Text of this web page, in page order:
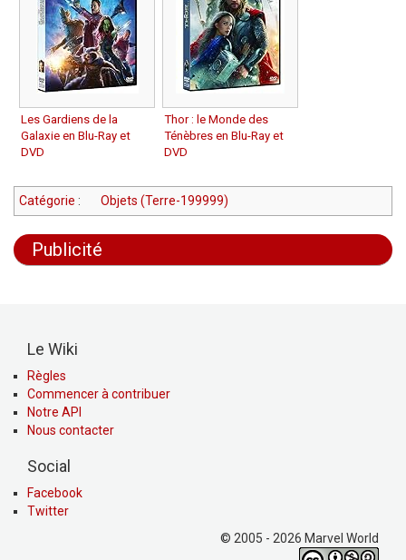
Les Gardiens de la
Galaxie en Blu-Ray et
DVD
Thor : le Monde des
Ténèbres en Blu-Ray et
DVD
Catégorie : Objets (Terre-199999)
Publicité
Le Wiki
Règles
Commencer à contribuer
Notre API
Nous contacter
Social
Facebook
Twitter
© 2005 - 2026 Marvel World